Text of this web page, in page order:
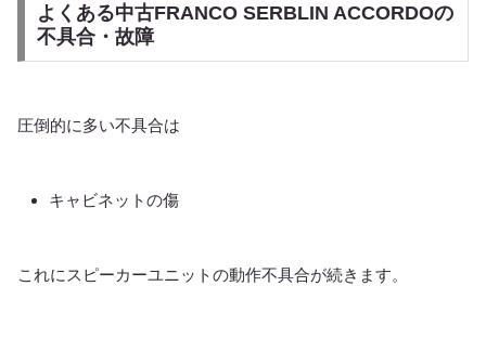
よくある中古FRANCO SERBLIN ACCORDOの
不具合・故障
圧倒的に多い不具合は
キャビネットの傷
これにスピーカーユニットの動作不具合が続きます。